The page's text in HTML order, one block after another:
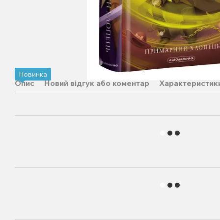
Новинка
Опис Новий відгук або коментар